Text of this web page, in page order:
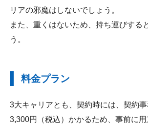
リアの邪魔はしないでしょう。
また、重くはないため、持ち運びする
う。
料金プラン
3大キャリアとも、契約時には、契約
3,300円（税込）かかるため、事前に